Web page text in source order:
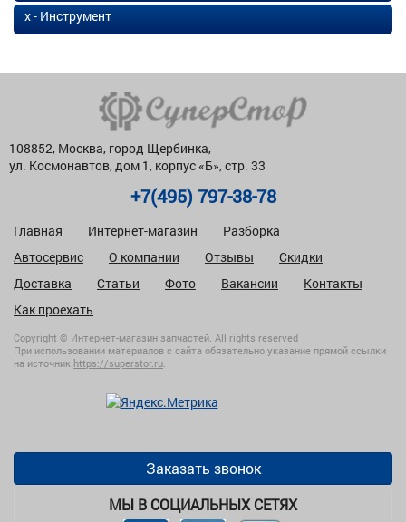
х - Инструмент
108852, Москва, город Щербинка,
ул. Космонавтов, дом 1, корпус «Б», стр. 33
+7(495) 797-38-78
Главная Интернет-магазин
Разборка
Автосервис
О компании Отзывы
Скидки
Доставка
Статьи Фото Вакансии
Контакты
Как проехать
Copyright © Интернет-магазин запчастей. All rights reserved
При использовании материалов с сайта обязательно указание прямой ссылки
на источник https://superstor.ru.
Заказать звонок
МЫ В СОЦИАЛЬНЫХ СЕТЯХ